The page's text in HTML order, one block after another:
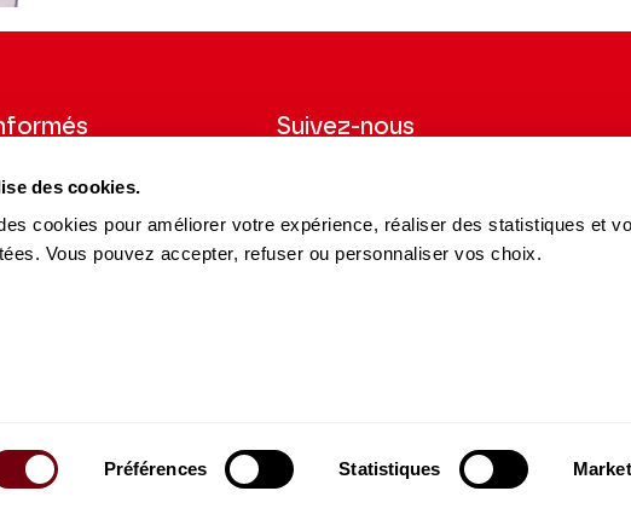
des cookies.
cookies pour améliorer votre expérience, réaliser des statistiques et
Vous pouvez accepter, refuser ou personnaliser vos choix.
Préférences Statistiques
du Théâtre.
S'INSCRIRE
Suivez-nous
FacebookInstagram
Tik YoutubeLinkedin
Producteurs et partenaires
contact@theatrechampselysees.fr